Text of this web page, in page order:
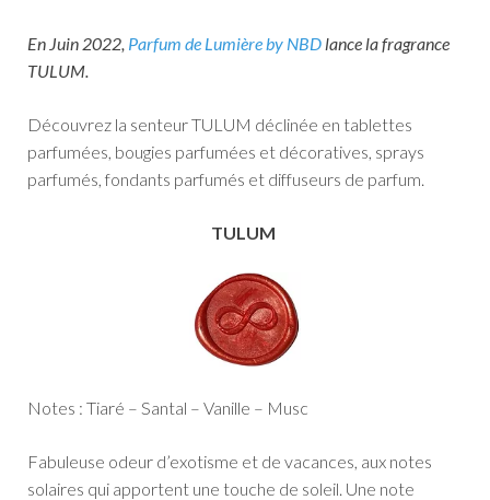
En Juin 2022, Parfum de Lumière by NBD lance la fragrance
TULUM.
Découvrez la senteur TULUM déclinée en tablettes
parfumées, bougies parfumées et décoratives, sprays
parfumés, fondants parfumés et diffuseurs de parfum.
TULUM
Notes : Tiaré – Santal – Vanille – Musc
Fabuleuse odeur d’exotisme et de vacances, aux notes
solaires qui apportent une touche de soleil. Une note